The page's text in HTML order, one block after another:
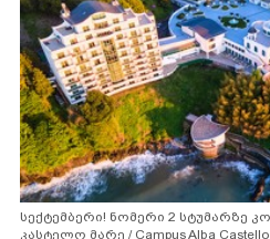
სექტემბერი! ნომერი 2 სტუმარზე
კასტელო მარე / Campus Alba Castello